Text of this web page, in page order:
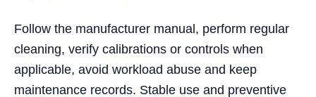
Follow the manufacturer manual, perform regular
cleaning, verify calibrations or controls when
applicable, avoid workload abuse and keep
maintenance records. Stable use and preventive